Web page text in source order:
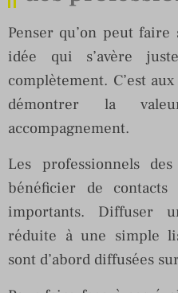
Penser qu’on peut faire
idée qui s’avère
complètement. C’est
démontrer la
accompagnement.
Les professionnels
bénéficier de
importants. Diffuser
réduite à une simple
sont d’abord diffusées